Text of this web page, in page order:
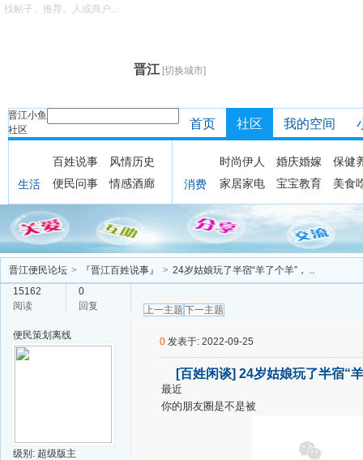
晋江 [切换城市]
晋江小鱼
社区
找帖子、推荐、人或商户...
首页 社区 我的空间
生活
百姓说事
风情历史
便民问事
情感酒廊 消费
时尚伊人 婚庆婚嫁
保健
家居家电
宝宝教育 美食
晋江便民论坛 > 『晋江百姓说事』 > 24岁姑娘玩了半宿“羊了个羊”， ..
15162
阅读
0
回复
上一主题 下一主题
便民策划 离线
级别: 超级版主
0 发表于: 2022-09-25
[百姓闲谈] 24岁姑娘玩了半宿“
最近
你的朋友圈是不是被